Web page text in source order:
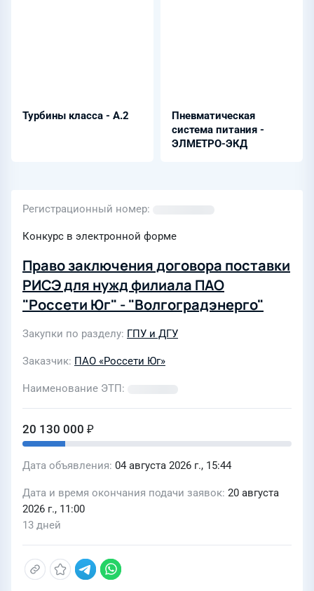
Турбины класса - А.2
Пневматическая
система питания -
ЭЛМЕТРО-ЭКД
Регистрационный номер
Конкурс в электронной форме
Право заключения договора поставки
РИСЭ для нужд филиала ПАО
"Россети Юг" - "Волгоградэнерго"
Закупки по разделу ГПУ и ДГУ
Заказчик ПАО «Россети Юг»
Наименование ЭТП
20 130 000 ₽
Дата объявления 04 августа 2026 г., 15:44
Дата и время окончания подачи заявок 20 августа
2026 г., 11:00
13 дней